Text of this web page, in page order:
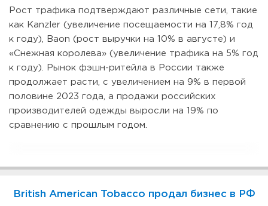
Рост трафика подтверждают различные сети, такие
как Kanzler (увеличение посещаемости на 17,8% год
к году), Baon (рост выручки на 10% в августе) и
«Снежная королева» (увеличение трафика на 5% год
к году). Рынок фэшн-ритейла в России также
продолжает расти, с увеличением на 9% в первой
половине 2023 года, а продажи российских
производителей одежды выросли на 19% по
сравнению с прошлым годом.
British American Tobacco продал бизнес в РФ